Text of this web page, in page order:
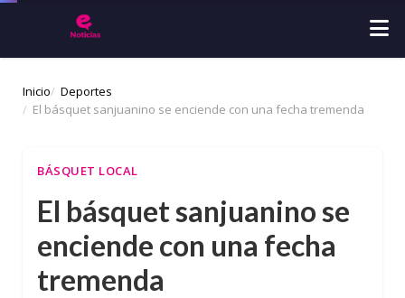
Inicio
Deportes
El básquet sanjuanino se enciende con una fecha tremenda
BÁSQUET LOCAL
El básquet sanjuanino se
enciende con una fecha
tremenda